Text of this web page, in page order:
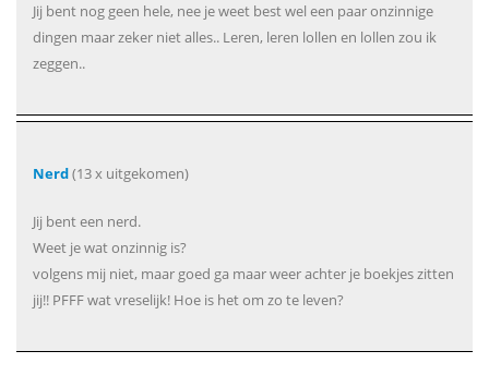
Jij bent nog geen hele, nee je weet best wel een paar onzinnige
dingen maar zeker niet alles.. Leren, leren lollen en lollen zou ik
zeggen..
Nerd(13 x uitgekomen)
Jij bent een nerd.
Weet je wat onzinnig is?
volgens mij niet, maar goed ga maar weer achter je boekjes zitten
jij!! PFFF wat vreselijk! Hoe is het om zo te leven?